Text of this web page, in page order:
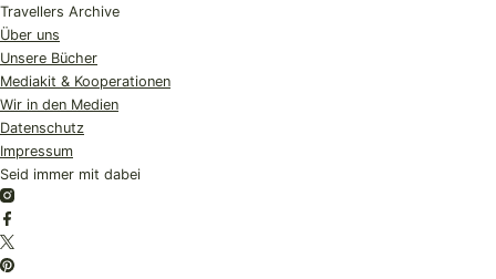
Travellers Archive
Über uns
Unsere Bücher
Mediakit & Kooperationen
Wir in den Medien
Datenschutz
Impressum
Seid immer mit dabei
Instagram
Twitter
Pinterest